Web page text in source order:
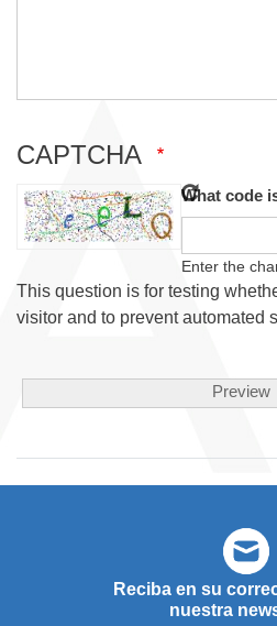
CAPTCHA
What code
Enter the
This question is for testing
visitor and to prevent automated
Reciba en su
nuestra